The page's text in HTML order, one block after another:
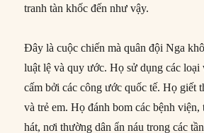
tranh tàn khốc đến như vậy.
Đây là cuộc chiến mà quân đội Nga
luật lệ và quy ước. Họ sử dụng các
cấm bởi các công ước quốc tế. Họ giết
và trẻ em. Họ đánh bom các bệnh viện,
hát, nơi thường dân ẩn náu trong các